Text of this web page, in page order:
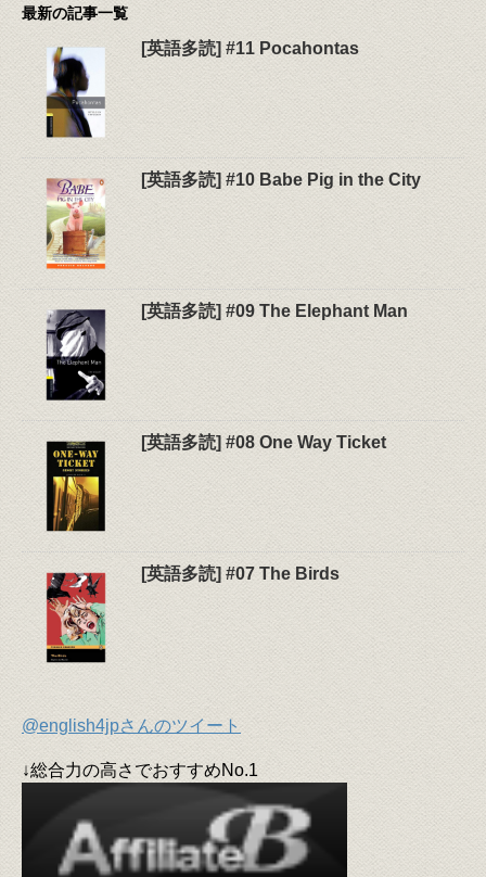
最新の記事一覧
[英語多読] #11 Pocahontas
[英語多読] #10 Babe Pig in the City
[英語多読] #09 The Elephant Man
[英語多読] #08 One Way Ticket
[英語多読] #07 The Birds
@english4jpさんのツイート
↓総合力の高さでおすすめNo.1